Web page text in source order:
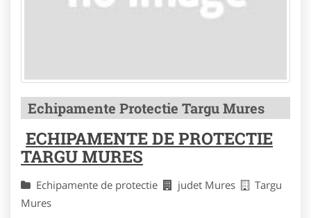
Echipamente Protectie Targu Mures
ECHIPAMENTE DE PROTECTIE
TARGU MURES
Echipamente de protectie judet Mures
Targu
Mures